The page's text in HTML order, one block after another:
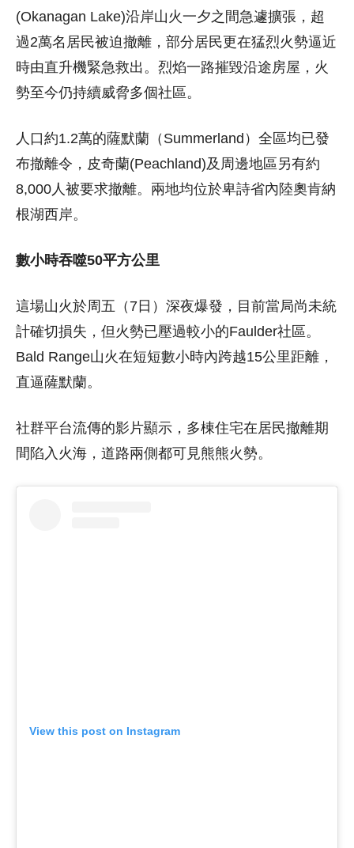
(Okanagan Lake)沿岸山火一夕之間急遽擴張，超
過2萬名居民被迫撤離，部分居民更在猛烈火勢逼近
時由直升機緊急救出。烈焰一路摧毀沿途房屋，火
勢至今仍持續威脅多個社區。
人口約1.2萬的薩默蘭（Summerland）全區均已發
布撤離令，皮奇蘭(Peachland)及周邊地區另有約
8,000人被要求撤離。兩地均位於卑詩省內陸奧肯納
根湖西岸。
數小時吞噬50平方公里
這場山火於周五（7日）深夜爆發，目前當局尚未統
計確切損失，但火勢已壓過較小的Faulder社區。
Bald Range山火在短短數小時內跨越15公里距離，
直逼薩默蘭。
社群平台流傳的影片顯示，多棟住宅在居民撤離期
間陷入火海，道路兩側都可見熊熊火勢。
View this post on Instagram